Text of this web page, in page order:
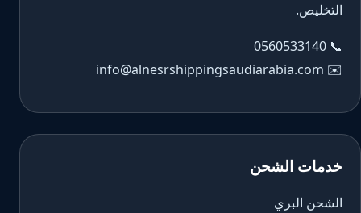
التخليص.
📞
0560533140
✉️
info@alnesrshippingsaudiarabia.com
خدمات الشحن
الشحن البري